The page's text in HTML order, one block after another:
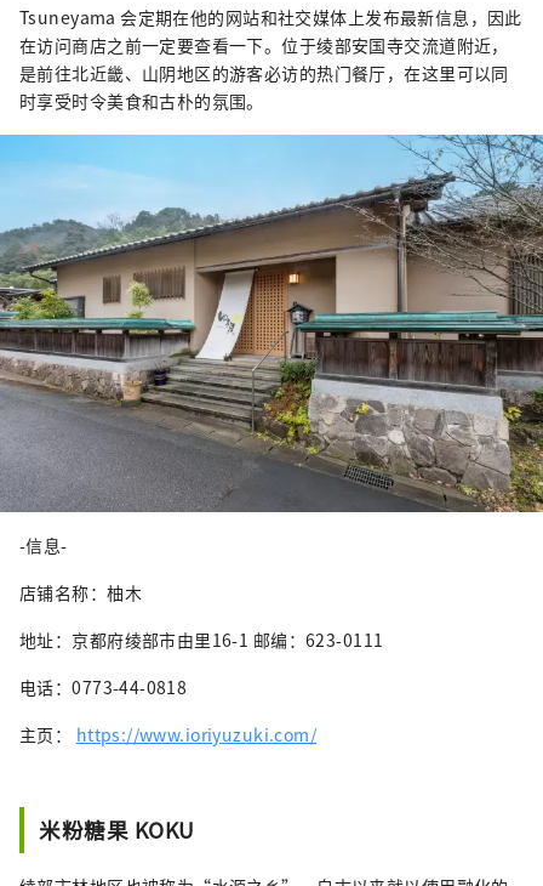
Tsuneyama 会定期在他的网站和社交媒体上发布最新信息，因此
在访问商店之前一定要查看一下。位于绫部安国寺交流道附近，
是前往北近畿、山阴地区的游客必访的热门餐厅，在这里可以同
时享受时令美食和古朴的氛围。
-信息-
店铺名称：柚木
地址：京都府绫部市由里16-1 邮编：623-0111
电话：0773-44-0818
主页： https://www.ioriyuzuki.com/
米粉糖果 KOKU